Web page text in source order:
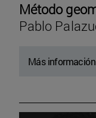
Método
Pablo
Más información